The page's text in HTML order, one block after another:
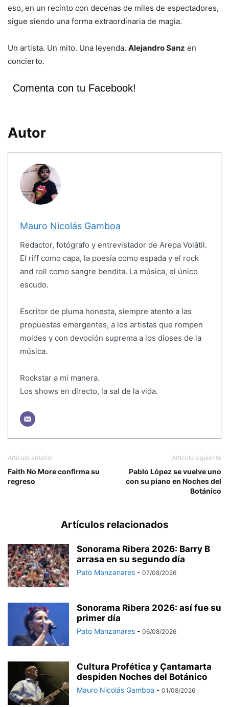
eso, en un recinto con decenas de miles de espectadores,
sigue siendo una forma extraordinaria de magia.
Un artista. Un mito. Una leyenda. Alejandro Sanz en
concierto.
Comenta con tu Facebook!
Autor
Mauro Nicolás Gamboa
Redactor, fotógrafo y entrevistador de Arepa Volátil.
El riff como capa, la poesía como espada y el rock
and roll como sangre bendita. La música, el único
escudo.
Escritor de pluma honesta, siempre atento a las
propuestas emergentes, a los artistas que rompen
moldes y con devoción suprema a los dioses de la
música.
Rockstar a mi manera.
Los shows en directo, la sal de la vida.
Artículo anterior
Faith No More confirma su
regreso
Artículo siguiente
Pablo López se vuelve uno
con su piano en Noches del
Botánico
Artículos relacionados
Sonorama Ribera 2026: Barry B
arrasa en su segundo día
Pato Manzanares - 07/08/2026
Sonorama Ribera 2026: así fue su
primer día
Pato Manzanares - 06/08/2026
Cultura Profética y Çantamarta
despiden Noches del Botánico
Mauro Nicolás Gamboa - 01/08/2026